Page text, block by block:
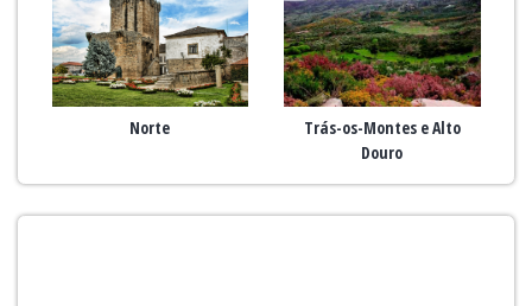
Norte
Trás-os-Montes e Alto
Douro